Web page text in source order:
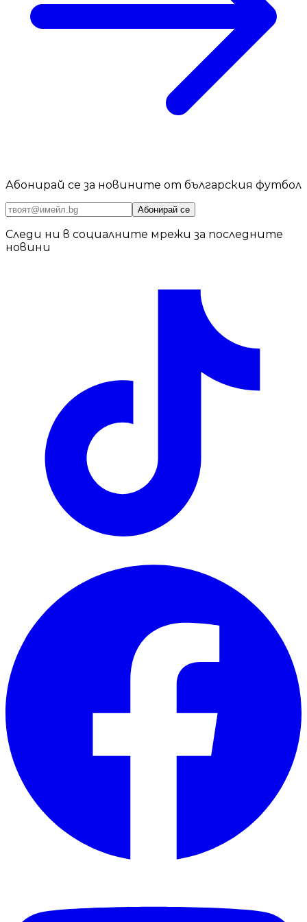
Абонирай се за новините от българския футбол
Абонирай се
Следи ни в социалните мрежи за последните
новини